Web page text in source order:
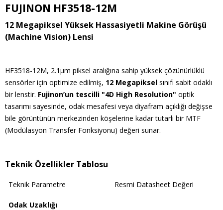
FUJINON HF3518-12M
12 Megapiksel Yüksek Hassasiyetli Makine Görüşü
(Machine Vision) Lensi
HF3518-12M, 2.1µm piksel aralığına sahip yüksek çözünürlüklü
sensörler için optimize edilmiş, 12 Megapiksel sınıfı sabit odaklı
bir lenstir. Fujinon’un tescilli "4D High Resolution" optik
tasarımı sayesinde, odak mesafesi veya diyafram açıklığı değişse
bile görüntünün merkezinden köşelerine kadar tutarlı bir MTF
(Modülasyon Transfer Fonksiyonu) değeri sunar.
Teknik Özellikler Tablosu
Teknik Parametre Resmi Datasheet Değeri
Odak Uzaklığı